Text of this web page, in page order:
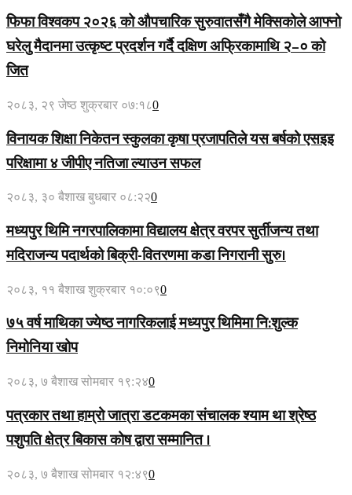
फिफा विश्वकप २०२६ को औपचारिक सुरुवातसँगै मेक्सिकोले आफ्नो
घरेलु मैदानमा उत्कृष्ट प्रदर्शन गर्दै दक्षिण अफ्रिकामाथि २–० को
जित
२०८३, २९ जेष्ठ शुक्रबार ०७:१८0
विनायक शिक्षा निकेतन स्कुलका कृषा प्रजापतिले यस बर्षको एसइइ
परिक्षामा ४ जीपीए नतिजा ल्याउन सफल
२०८३, ३० बैशाख बुधबार ०८:२२0
मध्यपुर थिमि नगरपालिकामा विद्यालय क्षेत्र वरपर सुर्तीजन्य तथा
मदिराजन्य पदार्थको बिक्री-वितरणमा कडा निगरानी सुरु।
२०८३, ११ बैशाख शुक्रबार १०:०९0
७५ वर्ष माथिका ज्येष्ठ नागरिकलाई मध्यपुर थिमिमा नि:शुल्क
निमोनिया खोप
२०८३, ७ बैशाख सोमबार १९:२४0
पत्रकार तथा हाम्रो जात्रा डटकमका संचालक श्याम था श्रेष्ठ
पशुपति क्षेत्र बिकास कोष द्वारा सम्मानित ।
२०८३, ७ बैशाख सोमबार १२:४९0